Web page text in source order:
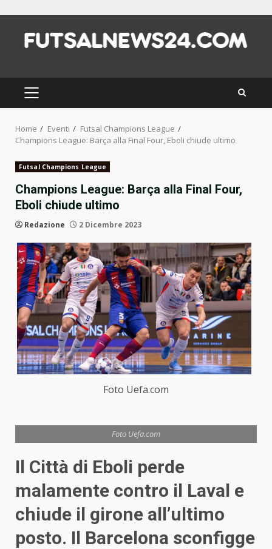
content
PRIMARY
MENU
Home Eventi
Futsal Champions League
Champions League: Barça alla Final Four, Eboli chiude ultimo
Futsal Champions League
Champions League: Barça alla Final Four,
Eboli chiude ultimo
Redazione 2 Dicembre 2023
Foto Uefa.com
Foto Uefa.com
Il Città di Eboli perde
malamente contro il Laval e
chiude il girone all’ultimo
posto. Il Barcelona sconfigge